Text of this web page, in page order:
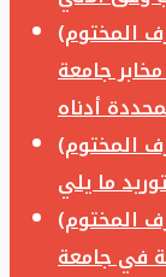
المختوم)
جامعة
المختوم)
المختوم)
في جامعة